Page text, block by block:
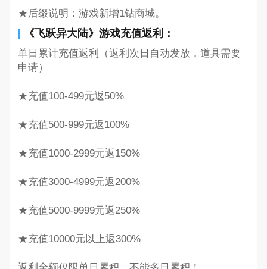
★后缀说明：游戏新增1钻商城。
《飞跃异大陆》游戏充值返利：
单日累计充值返利（返利次日自动发放，道具需要
申请）
★充值100-499元返50%
★充值500-999元返100%
★充值1000-2999元返150%
★充值3000-4999元返200%
★充值5000-9999元返250%
★充值10000元以上返300%